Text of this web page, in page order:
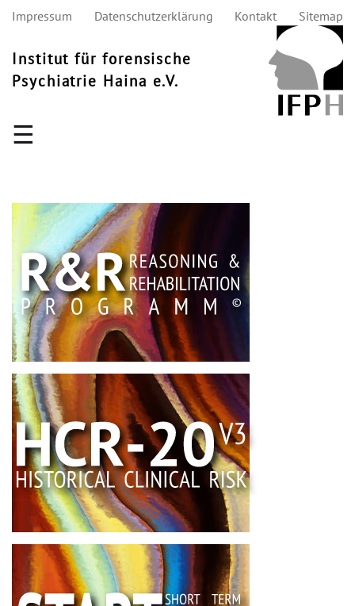
Impressum Datenschutzerklärung Kontakt Sitemap
Institut für forensische
Psychiatrie Haina e.V.